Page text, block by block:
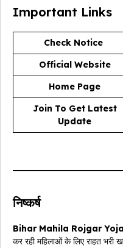
Important Links
Check Notice
Official Website
Home Page
Join To Get Latest
Update
निष्कर्ष
Bihar Mahila Rojgar
कर रही महिलाओं के लिए राहत भरी